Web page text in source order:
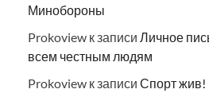
Минобороны
Prokoview к записи Личное
всем честным людям
Prokoview к записи Спорт жив!